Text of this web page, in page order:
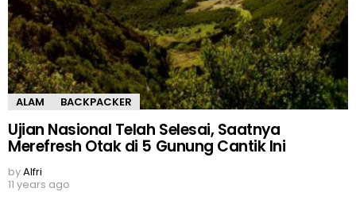
ALAM BACKPACKER
Ujian Nasional Telah Selesai, Saatnya
Merefresh Otak di 5 Gunung Cantik Ini
byAlfri
11 years ago